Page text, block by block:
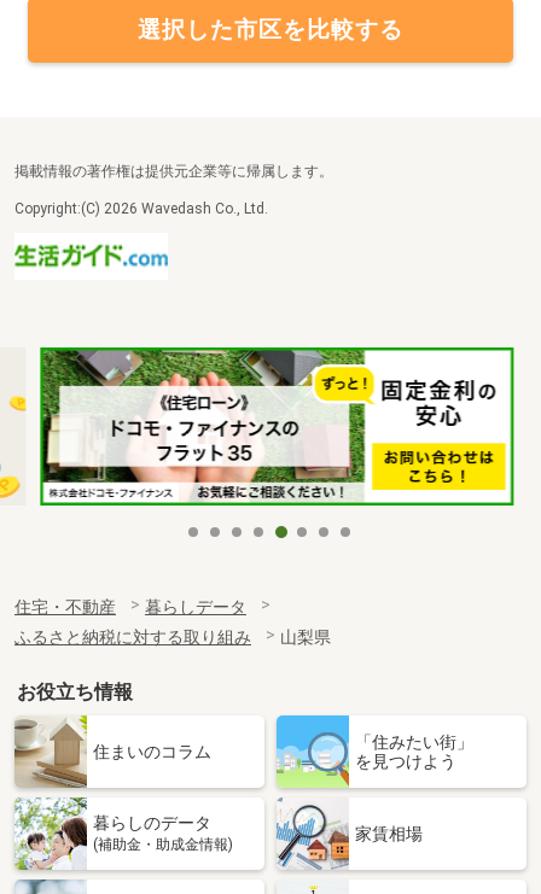
選択した市区を比較する
掲載情報の著作権は提供元企業等に帰属します。
Copyright:(C) 2026 Wavedash Co., Ltd.
住宅・不動産
暮らしデータ
ふるさと納税に対する取り組み
山梨県
お役立ち情報
住まいのコラム
「住みたい街」
を見つけよう
暮らしのデータ
(補助金・助成金情報)
家賃相場